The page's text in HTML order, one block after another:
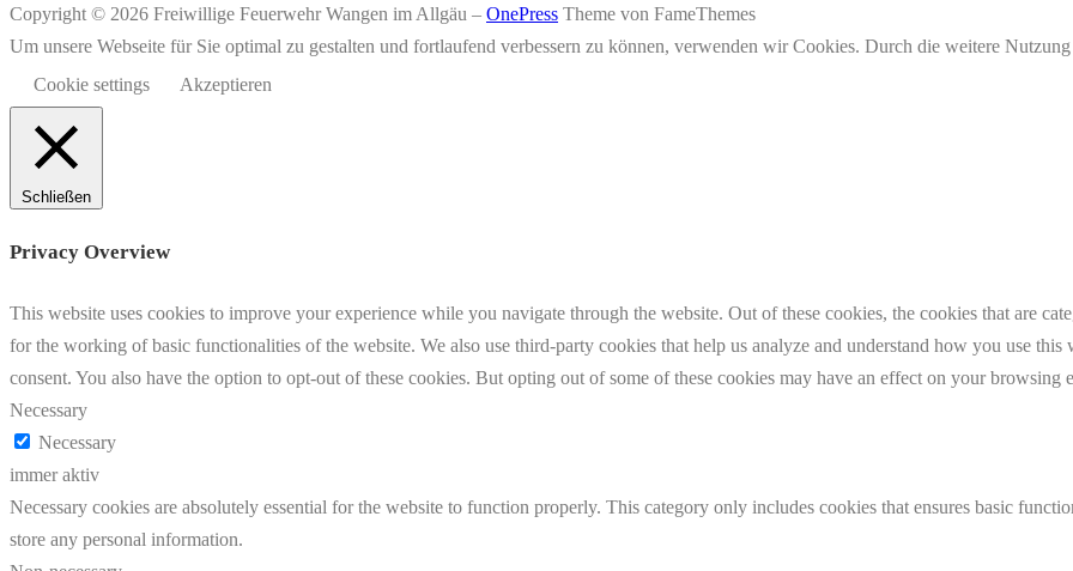
Copyright © 2026 Freiwillige Feuerwehr Wangen im Allgäu – OnePress Theme von FameThemes
Um unsere Webseite für Sie optimal zu gestalten und fortlaufend verbessern zu können, verwenden wir Cookies. Durch die weitere
Cookie settings
Akzeptieren
Schließen
Privacy Overview
This website uses cookies to improve your experience while you navigate through the website. Out of these cookies, the cookies that are
for the working of basic functionalities of the website. We also use third-party cookies that help us analyze and understand how you use
consent. You also have the option to opt-out of these cookies. But opting out of some of these cookies may have an effect on your browsing
Necessary
Necessary
immer aktiv
Necessary cookies are absolutely essential for the website to function properly. This category only includes cookies that ensures basic
store any personal information.